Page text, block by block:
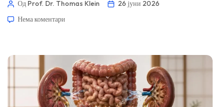
индиции најчесто се наоѓаат на пресекот меѓу
ризикот од имунитет. 📖 ~11 минути 📅 26 јуни 2026 📝
Објавено: 26 јуни 2026 🩺 […]
Од Prof. Dr. Thomas Klein
26 јуни 2026
Нема коментари